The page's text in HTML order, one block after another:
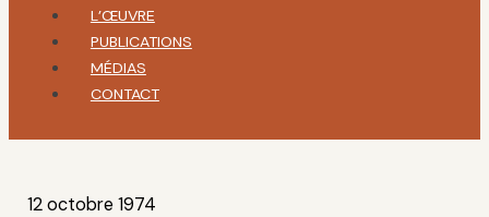
L’ŒUVRE
PUBLICATIONS
MÉDIAS
CONTACT
12 octobre 1974